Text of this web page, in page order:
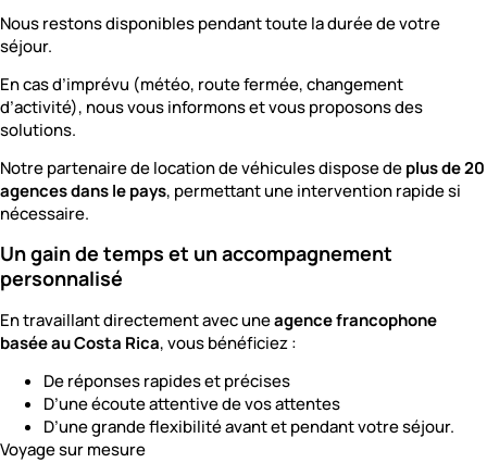
Nous restons disponibles pendant toute la durée de votre
séjour.
En cas d’imprévu (météo, route fermée, changement
d’activité), nous vous informons et vous proposons des
solutions.
Notre partenaire de location de véhicules dispose deplus de 20
agences dans le pays, permettant une intervention rapide si
nécessaire.
Un gain de temps et un accompagnement
personnalisé
En travaillant directement avec uneagence francophone
basée au Costa Rica, vous bénéficiez :
De réponses rapides et précises
D’une écoute attentive de vos attentes
D’une grande flexibilité avant et pendant votre séjour.
Voyage sur mesure